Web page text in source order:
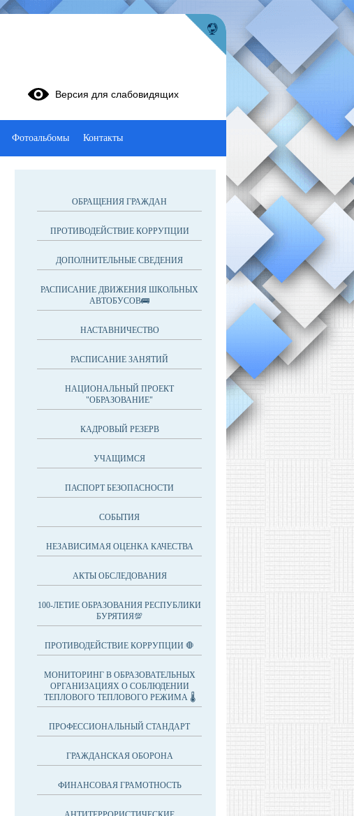
ОБРАЩЕНИЯ ГРАЖДАН
ПРОТИВОДЕЙСТВИЕ КОРРУПЦИИ
ДОПОЛНИТЕЛЬНЫЕ СВЕДЕНИЯ
РАСПИСАНИЕ ДВИЖЕНИЯ ШКОЛЬНЫХ
АВТОБУСОВ🚌
НАСТАВНИЧЕСТВО
РАСПИСАНИЕ ЗАНЯТИЙ
НАЦИОНАЛЬНЫЙ ПРОЕКТ
"ОБРАЗОВАНИЕ"
КАДРОВЫЙ РЕЗЕРВ
УЧАЩИМСЯ
ПАСПОРТ БЕЗОПАСНОСТИ
СОБЫТИЯ
НЕЗАВИСИМАЯ ОЦЕНКА КАЧЕСТВА
АКТЫ ОБСЛЕДОВАНИЯ
100-ЛЕТИЕ ОБРАЗОВАНИЯ РЕСПУБЛИКИ
БУРЯТИЯ💯
ПРОТИВОДЕЙСТВИЕ КОРРУПЦИИ 🛑
МОНИТОРИНГ В ОБРАЗОВАТЕЛЬНЫХ
ОРГАНИЗАЦИЯХ О СОБЛЮДЕНИИ
ТЕПЛОВОГО ТЕПЛОВОГО РЕЖИМА 🌡
ПРОФЕССИОНАЛЬНЫЙ СТАНДАРТ
ГРАЖДАНСКАЯ ОБОРОНА
ФИНАНСОВАЯ ГРАМОТНОСТЬ
Версия для слабовидящих
Фотоальбомы Контакты